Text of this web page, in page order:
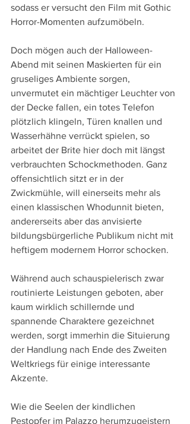
sodass er versucht den Film mit Gothic
Horror-Momenten aufzumöbeln.
Doch mögen auch der Halloween-
Abend mit seinen Maskierten für ein
gruseliges Ambiente sorgen,
unvermutet ein mächtiger Leuchter von
der Decke fallen, ein totes Telefon
plötzlich klingeln, Türen knallen und
Wasserhähne verrückt spielen, so
arbeitet der Brite hier doch mit längst
verbrauchten Schockmethoden. Ganz
offensichtlich sitzt er in der
Zwickmühle, will einerseits mehr als
einen klassischen Whodunnit bieten,
andererseits aber das anvisierte
bildungsbürgerliche Publikum nicht mit
heftigem modernem Horror schocken.
Während auch schauspielerisch zwar
routinierte Leistungen geboten, aber
kaum wirklich schillernde und
spannende Charaktere gezeichnet
werden, sorgt immerhin die Situierung
der Handlung nach Ende des Zweiten
Weltkriegs für einige interessante
Akzente.
Wie die Seelen der kindlichen
Pestopfer im Palazzo herumzugeistern